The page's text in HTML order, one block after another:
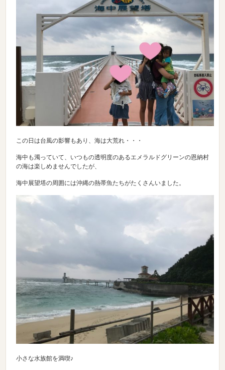
この日は台風の影響もあり、海は大荒れ・・・
海中も濁っていて、いつもの透明度のあるエメラルドグリーンの恩納村
の海は楽しめませんでしたが、
海中展望塔の周囲には沖縄の熱帯魚たちがたくさんいました。
小さな水族館を満喫♪